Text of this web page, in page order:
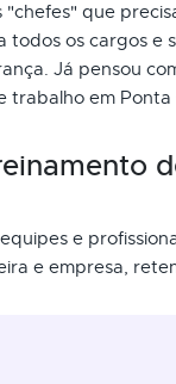
"chefes" que
todos os cargos e
Já pensou
em Ponta
e
e empresa,